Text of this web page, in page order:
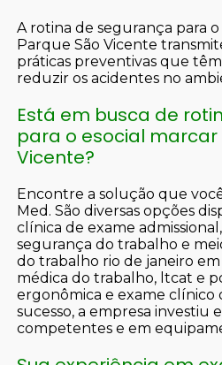
A rotina de segurança para
Parque São Vicente
práticas preventivas que
reduzir os acidentes no
Está em busca de
para o esocial marcar
Vicente?
Encontre a solução que
Med. São diversas opções
clínica de exame
segurança do trabalho e
do trabalho rio de janeiro
médica do trabalho, ltcat e
ergonômica e exame clínico
sucesso, a empresa investiu
competentes e em